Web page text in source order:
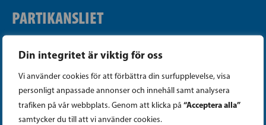
Din integritet är viktig för oss
Vi använder cookies för att förbättra din surfupplevelse, visa
personligt anpassade annonser och innehåll samt analysera
trafiken på vår webbplats. Genom att klicka på “Acceptera alla”
samtycker du till att vi använder cookies.
PARTIKANSLIET
Telefon (09) 693 070
PB 430, 00101 Helsingfors
Georgsgatan 27, 00100 Helsingfors
info@sfp.fi